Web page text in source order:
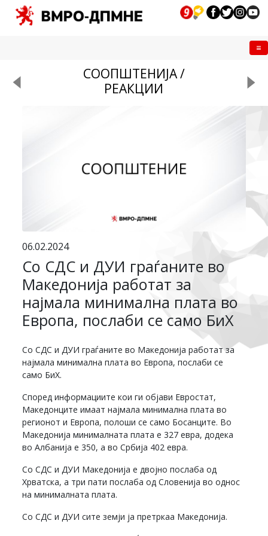
СООПШТЕНИЈА /
РЕАКЦИИ
06.02.2024
Со СДС и ДУИ граѓаните во
Македонија работат за
најмала минимална плата во
Европа, послаби се само БиХ
Со СДС и ДУИ граѓаните во Македонија работат за
најмала минимална плата во Европа, послаби се
само БиХ.
Според информациите кои ги објави Евростат,
Македонците имаат најмала минимална плата во
регионот и Европа, полоши се само Босанците. Во
Македонија минималната плата е 327 евра, додека
во Албанија е 350, а во Србија 402 евра.
Со СДС и ДУИ Македонија е двојно послаба од
Хрватска, а три пати послаба од Словенија во однос
на минималната плата.
Со СДС и ДУИ сите земји ја претркаа Македонија.